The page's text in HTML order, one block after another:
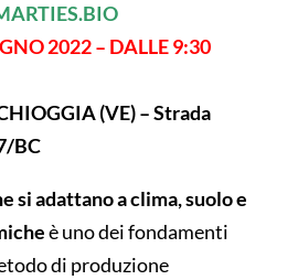
2022 – DALLE 9:30
(VE) –Strada
BC
si adattano a clima, suolo e
è uno dei fondamenti
di produzione